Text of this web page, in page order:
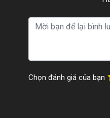
Chọn đánh giá của bạn